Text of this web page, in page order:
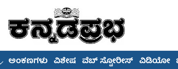
ಅಂಕಣಗಳು ವಿಶೇಷ ವೆಬ್ ಸ್ಟೋರೀಸ್ ವಿಡಿಯೋ